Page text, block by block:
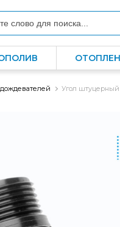
Угол штуцерный